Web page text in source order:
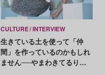
CULTURE INTERVIEW
生きている土を使って「仲
間」を作っているのかもしれ
ません──やまわきてるりと